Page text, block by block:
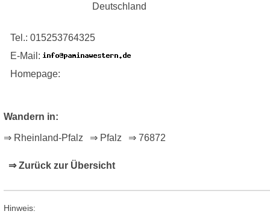
Deutschland
Tel.: 015253764325
E-Mail:
Homepage:
Wandern in:
⇒ Rheinland-Pfalz ⇒ Pfalz ⇒ 76872
⇒ Zurück zur Übersicht
Hinweis: